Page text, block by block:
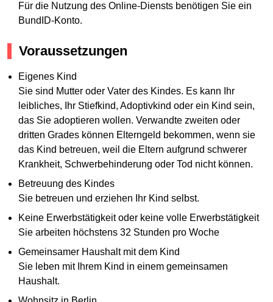
Für die Nutzung des Online-Diensts benötigen Sie ein
BundID-Konto.
Voraussetzungen
Eigenes Kind
Sie sind Mutter oder Vater des Kindes. Es kann Ihr
leibliches, Ihr Stiefkind, Adoptivkind oder ein Kind sein,
das Sie adoptieren wollen. Verwandte zweiten oder
dritten Grades können Elterngeld bekommen, wenn sie
das Kind betreuen, weil die Eltern aufgrund schwerer
Krankheit, Schwerbehinderung oder Tod nicht können.
Betreuung des Kindes
Sie betreuen und erziehen Ihr Kind selbst.
Keine Erwerbstätigkeit oder keine volle Erwerbstätigkeit
Sie arbeiten höchstens 32 Stunden pro Woche
Gemeinsamer Haushalt mit dem Kind
Sie leben mit Ihrem Kind in einem gemeinsamen
Haushalt.